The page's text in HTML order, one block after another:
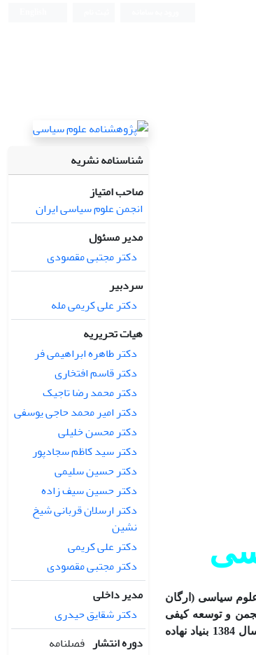
سیاسی (ارگان
و توسعه کیفی
نیروهای متخصص و بهبودبخشیدن به امور آموزشی و پژوهشیِ گستره پهناور دانش سیاست، در سال‌ 1384 بنیاد نهاده
شناسنامه نشریه
صاحب امتیاز
انجمن علوم سیاسی ایران
مدیر مسئول
دکتر مجتبی مقصودی
سردبیر
دکتر علی کریمی مله
هیات تحریریه
دکتر طاهره ابراهیمی فر
دکتر قاسم افتخاری
دکتر محمد رضا تاجیک
دکتر امیر محمد حاجی یوسفی
دکتر محسن خلیلی
دکتر سید کاظم سجادپور
دکتر حسین سلیمی
دکتر حسین سیف زاده
دکتر ارسلان قربانی شیخ‏
نشین
دکتر علی کریمی
دکتر مجتبی مقصودی
مدیر داخلی
دکتر شقایق حیدری
دوره انتشار فصلنامه